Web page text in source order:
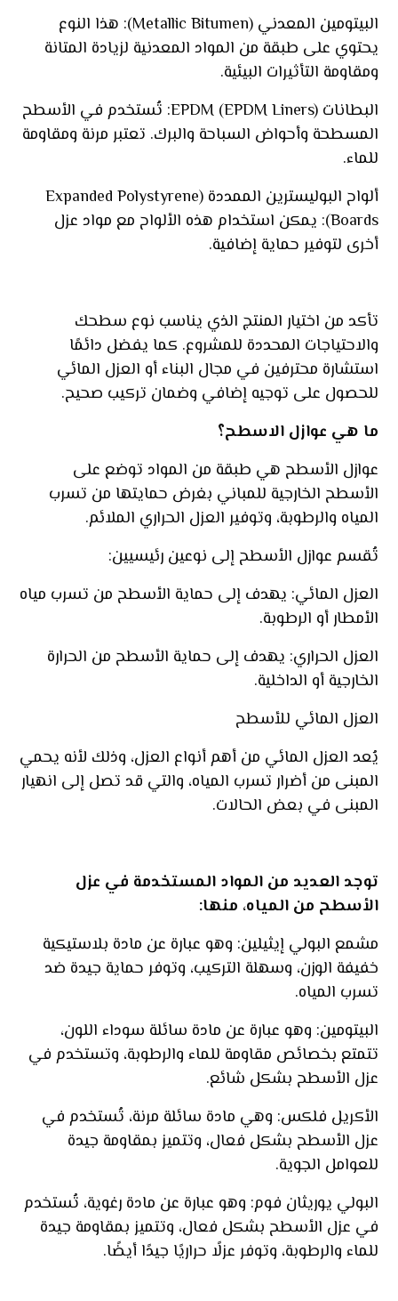
البيتومين المعدني (Metallic Bitumen): هذا النوع
يحتوي على طبقة من المواد المعدنية لزيادة المتانة
ومقاومة التأثيرات البيئية.
البطانات EPDM (EPDM Liners): تُستخدم في الأسطح
المسطحة وأحواض السباحة والبرك. تعتبر مرنة ومقاومة
للماء.
ألواح البوليسترين الممددة (Expanded Polystyrene
Boards): يمكن استخدام هذه الألواح مع مواد عزل
أخرى لتوفير حماية إضافية.
تأكد من اختيار المنتج الذي يناسب نوع سطحك
والاحتياجات المحددة للمشروع. كما يفضل دائمًا
استشارة محترفين في مجال البناء أو العزل المائي
للحصول على توجيه إضافي وضمان تركيب صحيح.
ما هي عوازل الاسطح؟
عوازل الأسطح هي طبقة من المواد توضع على
الأسطح الخارجية للمباني بغرض حمايتها من تسرب
المياه والرطوبة، وتوفير العزل الحراري الملائم.
تُقسم عوازل الأسطح إلى نوعين رئيسيين:
العزل المائي: يهدف إلى حماية الأسطح من تسرب مياه
الأمطار أو الرطوبة.
العزل الحراري: يهدف إلى حماية الأسطح من الحرارة
الخارجية أو الداخلية.
العزل المائي للأسطح
يُعد العزل المائي من أهم أنواع العزل، وذلك لأنه يحمي
المبنى من أضرار تسرب المياه، والتي قد تصل إلى انهيار
المبنى في بعض الحالات.
توجد العديد من المواد المستخدمة في عزل
الأسطح من المياه، منها:
مشمع البولي إيثيلين: وهو عبارة عن مادة بلاستيكية
خفيفة الوزن، وسهلة التركيب، وتوفر حماية جيدة ضد
تسرب المياه.
البيتومين: وهو عبارة عن مادة سائلة سوداء اللون،
تتمتع بخصائص مقاومة للماء والرطوبة، وتستخدم في
عزل الأسطح بشكل شائع.
الأكريل فلكس: وهي مادة سائلة مرنة، تُستخدم في
عزل الأسطح بشكل فعال، وتتميز بمقاومة جيدة
للعوامل الجوية.
البولي يوريثان فوم: وهو عبارة عن مادة رغوية، تُستخدم
في عزل الأسطح بشكل فعال، وتتميز بمقاومة جيدة
للماء والرطوبة، وتوفر عزلًا حراريًا جيدًا أيضًا.